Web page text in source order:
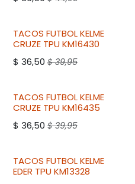
2DO A 50% DESCUENTO
TACOS FUTBOLKELME
CRUZE TPU KM16430
$ 36,50 $39,95
2DO A 50% DESCUENTO
TACOS FUTBOLKELME
CRUZE TPU KM16435
$ 36,50 $39,95
TACOS FUTBOLKELME
EDER TPU KM13328